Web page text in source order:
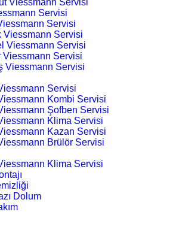
Viessmann Servisi
Servisi
Servisi
Viessmann Servisi
Viessmann Servisi
Viessmann Servisi
Viessmann Servisi
Servisi
Kombi Servisi
Şofben Servisi
Klima Servisi
Kazan Servisi
Brülör Servisi
Klima Servisi
Dolum